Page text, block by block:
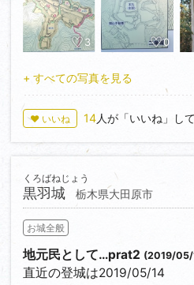
が、周囲はゴルフ城…じゃな
れています。
西の丸が消滅とありましたけ
実際、西方城及び二条城は官
うで…(2019/11/23説明会より
車で訪れるなら、長徳寺の側
のがベストかと。
只、駐車場へ至る道は幅員が
加えて2019/12現在、砂防堰
いるので、平日登城を予定し
通行も念頭に入れておくと良
後…本丸から南ノ丸の間、枡
のゴルフ場へ抜け出る所があ
2019/12/08登城時、熊か猪を
3 0
+ すべての写真を見る
♥ いいね 14人が「いいね」して
黒羽城
くろばねじょう
栃木県大田原市
お城全般
地元民として…prat2 (2019/05/
直近の登城は2019/05/14